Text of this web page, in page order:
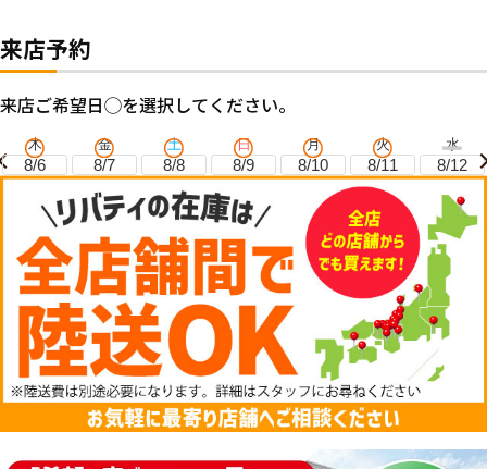
来店予約
来店ご希望日◯を選択してください。
木
8/6
金
8/7
土
8/8
日
8/9
月
8/10
火
8/11
水
8/12